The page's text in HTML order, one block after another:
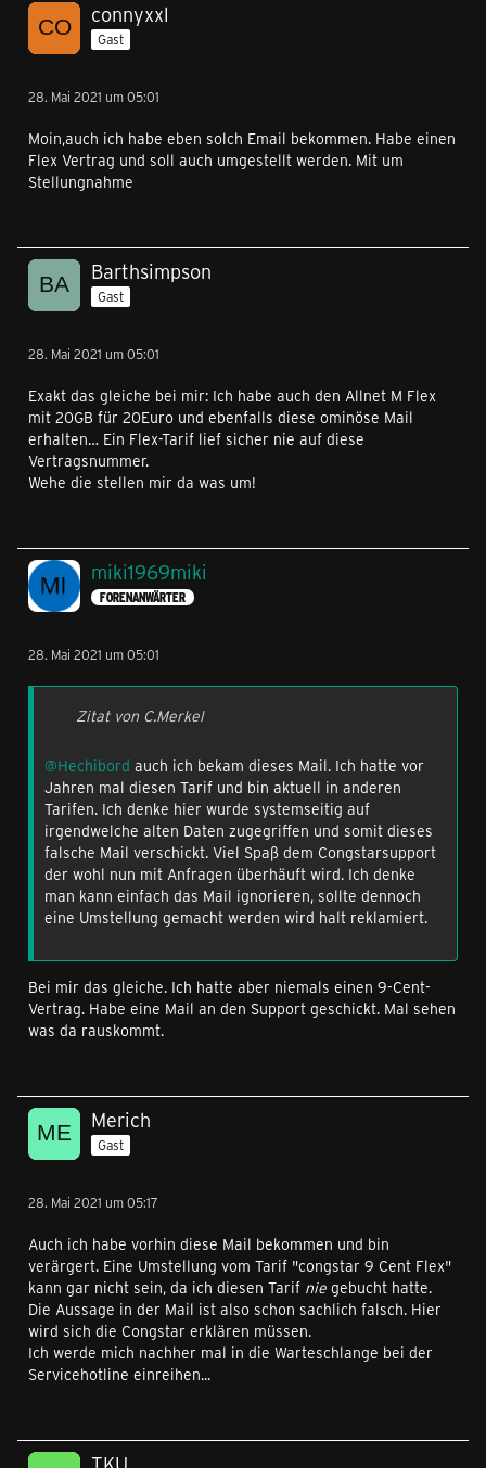
connyxxl
Gast
28. Mai 2021 um 05:01
Moin,auch ich habe eben solch Email bekommen. Habe einen
Flex Vertrag und soll auch umgestellt werden. Mit um
Stellungnahme
Barthsimpson
Gast
28. Mai 2021 um 05:01
Exakt das gleiche bei mir: Ich habe auch den Allnet M Flex
mit 20GB für 20Euro und ebenfalls diese ominöse Mail
erhalten… Ein Flex-Tarif lief sicher nie auf diese
Vertragsnummer.
Wehe die stellen mir da was um!
miki1969miki
FORENANWÄRTER
28. Mai 2021 um 05:01
Zitat von C.Merkel
@Hechibord auch ich bekam dieses Mail. Ich hatte vor
Jahren mal diesen Tarif und bin aktuell in anderen
Tarifen. Ich denke hier wurde systemseitig auf
irgendwelche alten Daten zugegriffen und somit dieses
falsche Mail verschickt. Viel Spaß dem Congstarsupport
der wohl nun mit Anfragen überhäuft wird. Ich denke
man kann einfach das Mail ignorieren, sollte dennoch
eine Umstellung gemacht werden wird halt reklamiert.
Bei mir das gleiche. Ich hatte aber niemals einen 9-Cent-
Vertrag. Habe eine Mail an den Support geschickt. Mal sehen
was da rauskommt.
Merich
Gast
28. Mai 2021 um 05:17
Auch ich habe vorhin diese Mail bekommen und bin
verärgert. Eine Umstellung vom Tarif "congstar 9 Cent Flex"
kann gar nicht sein, da ich diesen Tarif nie gebucht hatte.
Die Aussage in der Mail ist also schon sachlich falsch. Hier
wird sich die Congstar erklären müssen.
Ich werde mich nachher mal in die Warteschlange bei der
Servicehotline einreihen...